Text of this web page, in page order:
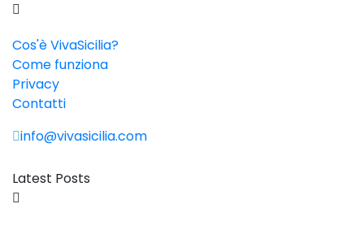
Cos'è VivaSicilia?
Come funziona
Privacy
Contatti
info@vivasicilia.com
Latest Posts